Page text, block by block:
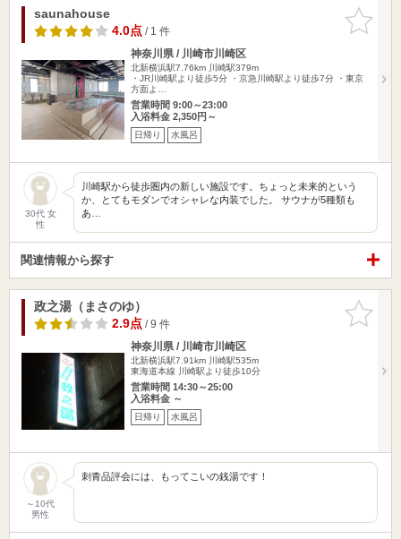
お気に入
りに追加
saunahouse
4.0点/ 1 件
神奈川県 / 川崎市川崎区
北新横浜駅7.76km
川崎駅379m
・JR川崎駅より徒歩5分 ・京急川崎駅より徒歩7分 ・東京
方面よ…
営業時間 9:00～23:00
入浴料金 2,350円～
日帰り 水風呂
30代 女
性
川崎駅から徒歩圏内の新しい施設です。ちょっと未来的という
か、とてもモダンでオシャレな内装でした。 サウナが5種類も
あ…
関連情報から探す
お気に入
りに追加
政之湯（まさのゆ）
2.9点/ 9 件
神奈川県 / 川崎市川崎区
北新横浜駅7.91km
川崎駅535m
東海道本線 川崎駅より徒歩10分
営業時間 14:30～25:00
入浴料金 ～
日帰り 水風呂
～10代
男性
刺青品評会には、もってこいの銭湯です！